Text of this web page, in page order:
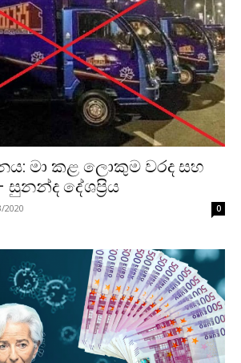
මා කළ ලොකුම වරද සහ
සුනන්ද දේශප්‍රිය
2020 0